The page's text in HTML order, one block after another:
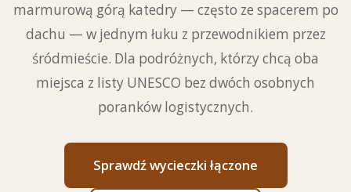
marmurową górą katedry — często ze spacerem po
dachu — w jednym łuku z przewodnikiem przez
śródmieście. Dla podróżnych, którzy chcą oba
miejsca z listy UNESCO bez dwóch osobnych
poranków logistycznych.
Sprawdź wycieczki łączone